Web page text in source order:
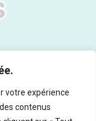
votre expérience
contenus
asbl - Rue du